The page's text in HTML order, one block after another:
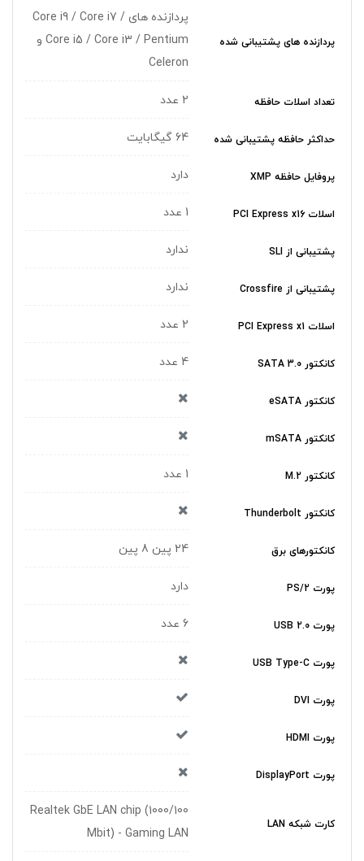
پردازنده های پشتیبانی شده
پردازنده های Core i9 / Core i7 /
Core i5 / Core i3 / Pentium و
Celeron
تعداد اسلات حافظه 2 عدد
حداکثر حافظه پشتیبانی شده 64 گیگابایت
پروفایل حافظه XMP دارد
اسلات PCI Express x16 1 عدد
پشتیبانی از SLI ندارد
پشتیبانی از Crossfire ندارد
اسلات PCI Express x1 2 عدد
کانکتور SATA 3.0 4 عدد
کانکتور eSATA
کانکتور mSATA
کانکتور M.2 1 عدد
کانکتور Thunderbolt
کانکتورهای برق 24 پین 8 پین
پورت PS/2 دارد
پورت USB 2.0 6 عدد
پورت USB Type-C
پورت DVI
پورت HDMI
پورت DisplayPort
کارت شبکه LAN
Realtek GbE LAN chip (1000/100
Mbit) - Gaming LAN